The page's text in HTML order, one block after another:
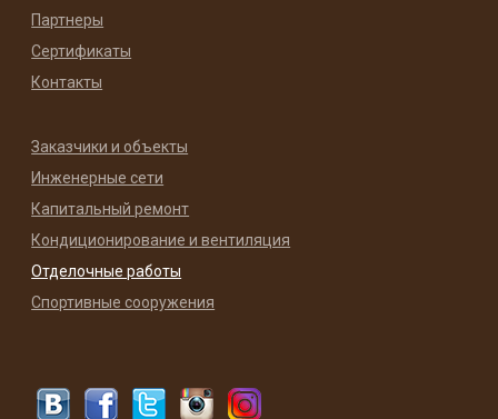
Партнеры
Сертификаты
Контакты
Заказчики и объекты
Инженерные сети
Капитальный ремонт
Кондиционирование и вентиляция
Отделочные работы
Спортивные сооружения